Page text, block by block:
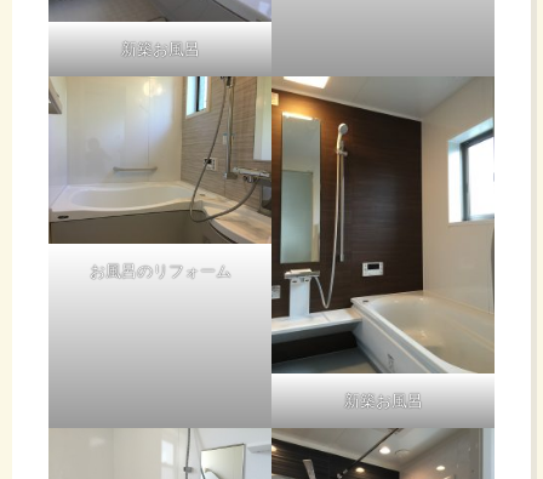
新築お風呂
お風呂のリフォーム
新築お風呂